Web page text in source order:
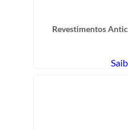
Revestimentos